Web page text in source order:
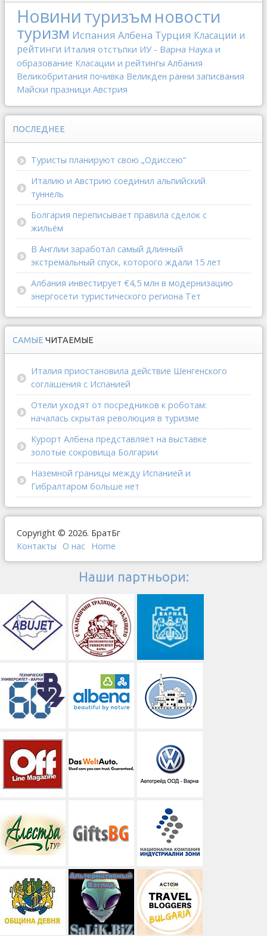
Новинитуризъм новости
туризм Испания Албена Турция Класации и
рейтинги Италия отстъпки ИУ - Варна Наука и
образование Класации и рейтингы Албания
Великобритания почивка Великден ранни записвания
Майски празници Австрия
ПОСЛЕДНЕЕ
Туристы планируют свою „Одиссею“
Италию и Австрию соединил альпийский
туннель
Болгария переписывает правила сделок с
жильём
В Англии заработал самый длинный
экстремальный спуск, которого ждали 15 лет
Албания инвестирует €4,5 млн в модернизацию
энергосети туристического региона Тет
САМЫЕ ЧИТАЕМЫЕ
Италия приостановила действие Шенгенского
соглашения с Испанией
Отели уходят от посредников к роботам:
началась скрытая революция в туризме
Курорт Албена представляет на выставке
золотые сокровища Болгарии
Наземной границы между Испанией и
Гибралтаром больше нет
Copyright © 2026. БратБг
Контакты
О наc Home
Наши партньори: